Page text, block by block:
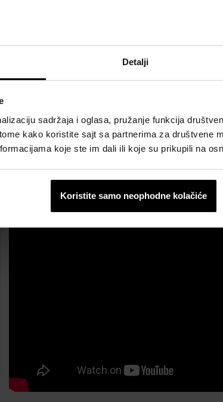
Detalji
sadržaja i oglasa, pružanje funkcija
kako koristite sajt sa partnerima za društvene
koje ste im dali ili koje su prikupili na
Koristite samo neophodne kolačiće
za ugradnju na krov pogledajte